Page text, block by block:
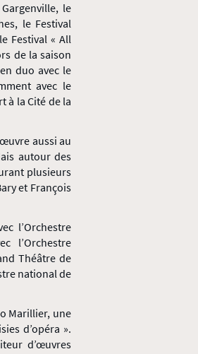
le
le Festival
Festival « All
de la saison
duo avec le
avec le
à la Cité de la
aussi au
autour des
plusieurs
et François
l’Orchestre
l’Orchestre
Théâtre de
national de
Marillier, une
d’opéra ».
d’œuvres